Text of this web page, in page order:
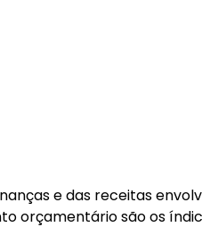
e das receitas
orçamentário são os